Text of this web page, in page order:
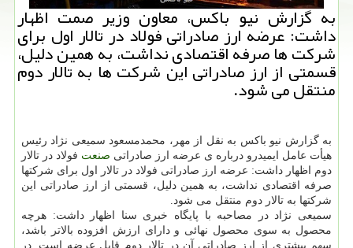
به گزارش نیو باکس، معاون وزیر صمت اظهار
داشت: عرضه ارز صادراتی فولاد در تالار اول برای
شرکت ها صرفه اقتصادی نداشت، به همین دلیل،
قسمتی از ارز صادراتی این شرکت ها به تالار دوم
منتقل می شود.
به گزارش نیو باکس به نقل از مهر، محمدمسعود سمیعی نژاد رئیس
هیأت عامل ایمیدرو درباره ی عرضه ارز صادراتی صنعت فولاد در تالار
دوم اظهار داشت: عرضه ارز صادراتی فولاد در تالار اول برای شرکتها
صرفه اقتصادی نداشت، به همین دلیل، قسمتی از ارز صادراتی این
شرکتها به تالار دوم منتقل می شود.
سمیعی نژاد در مصاحبه با پایگاه خبری سنا اظهار داشت: هرچه
محصول به سوی محصول نهائی و دارای ارزش افزوده بالاتر باشد،
سهم بیشتری از ارز صادراتی آن در تالار دوم قابل عرضه است. در